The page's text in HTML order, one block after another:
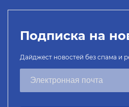
Подписка на
Дайджест новостей без спама и